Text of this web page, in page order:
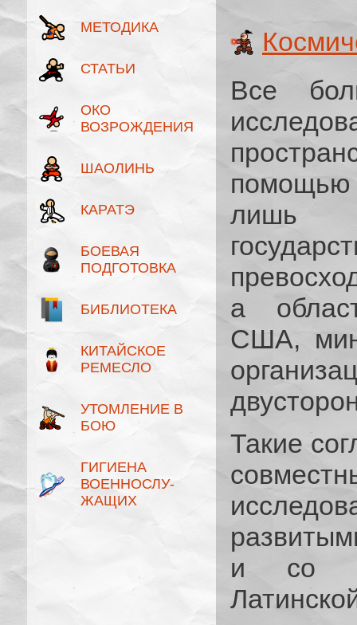
МЕТОДИКА
СТАТЬИ
ОКО
ВОЗРОЖДЕНИЯ
ШАОЛИНЬ
КАРАТЭ
БОЕВАЯ
ПОДГОТОВКА
БИБЛИОТЕКА
КИТАЙСКОЕ
РЕМЕСЛО
УТОМЛЕНИЕ В
БОЮ
ГИГИЕНА
ВОЕННОСЛУ­
ЖАЩИХ
Все
помощью
лишь
а
США,
Такие
и со